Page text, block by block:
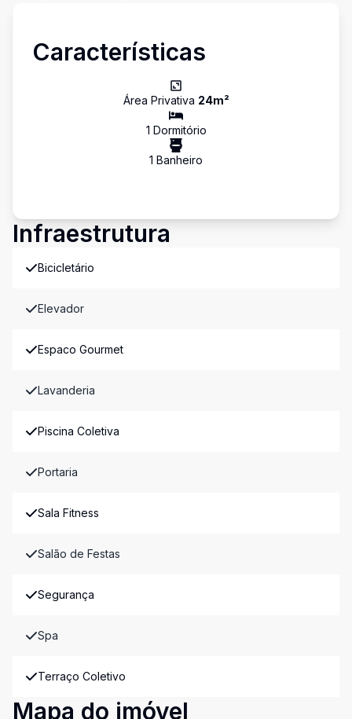
Características
Área Privativa 24m²
1 Dormitório
1 Banheiro
Infraestrutura
Bicicletário
Elevador
Espaco Gourmet
Lavanderia
Piscina Coletiva
Portaria
Sala Fitness
Salão de Festas
Segurança
Spa
Terraço Coletivo
Mapa do imóvel